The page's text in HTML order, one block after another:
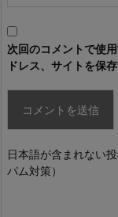
次回のコメントで使
ドレス、サイトを保存
日本語が含まれない
パム対策）